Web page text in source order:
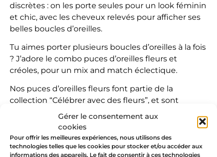
Gérer le consentement aux
cookies
Pour offrir les meilleures expériences, nous utilisons des
technologies telles que les cookies pour stocker et/ou accéder aux
informations des appareils. Le fait de consentir à ces technologies
discrètes : on les porte seules pour un look féminin
et chic, avec les cheveux relevés pour afficher ses
belles boucles d’oreilles.
Tu aimes porter plusieurs boucles d’oreilles à la fois
? J’adore le combo puces d’oreilles fleurs et
créoles, pour un mix and match éclectique.
Nos puces d’oreilles fleurs font partie de la
collection “Célébrer avec des fleurs”, et sont
assorties au collier rose et aux bagues roses. Ce trio
est parfait pour un cadeau d’anniversaire, de
mariage ou de Saint-Valentin attentionné.